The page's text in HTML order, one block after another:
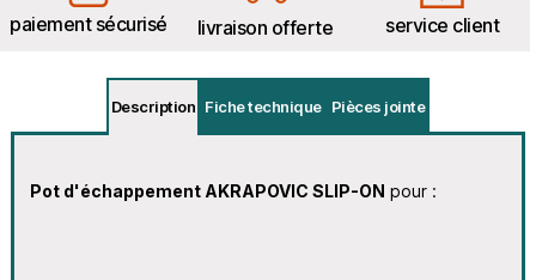
paiement sécurisé livraison offerte service client
Description Fiche technique Pièces jointe
Pot d'échappement AKRAPOVIC SLIP-ON pour :